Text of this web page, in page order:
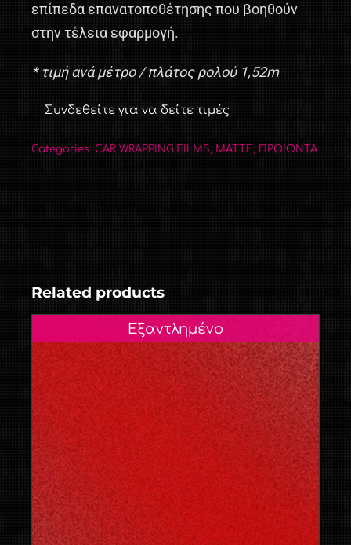
επίπεδα επανατοποθέτησης που βοηθούν
στην τέλεια εφαρμογή.
* τιμή ανά μέτρο / πλάτος ρολού 1,52m
Συνδεθείτε για να δείτε τιμές
Categories: CAR WRAPPING FILMS, MATTE, ΠΡΟΙΟΝΤΑ
Related products
Εξαντλημένο